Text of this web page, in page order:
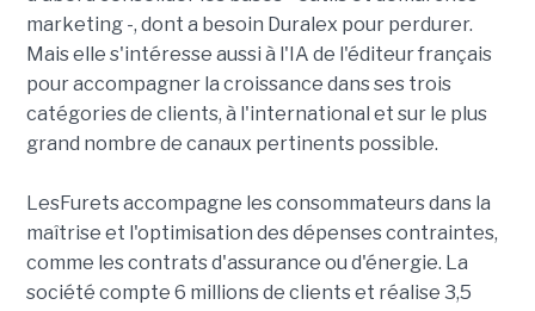
marketing -, dont a besoin Duralex pour perdurer.
Mais elle s'intéresse aussi à l'IA de l'éditeur français
pour accompagner la croissance dans ses trois
catégories de clients, à l'international et sur le plus
grand nombre de canaux pertinents possible.
LesFurets accompagne les consommateurs dans la
maîtrise et l'optimisation des dépenses contraintes,
comme les contrats d'assurance ou d'énergie. La
société compte 6 millions de clients et réalise 3,5